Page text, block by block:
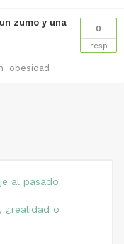
0
resp
zumo y una
obesidad
al pasado
¿realidad o